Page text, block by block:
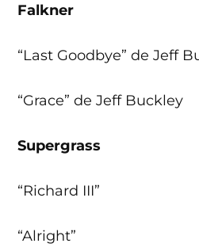
Falkner
“Last Goodbye” de Jeff
“Grace” de Jeff Buckley
Supergrass
“Richard III”
“Alright”